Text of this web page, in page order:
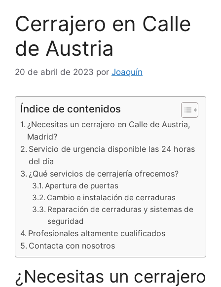
Cerrajero en Calle
de Austria
20 de abril de 2023 por Joaquín
Índice de contenidos
¿Necesitas un cerrajero en Calle de Austria,
Madrid?
Servicio de urgencia disponible las 24 horas
del día
¿Qué servicios de cerrajería ofrecemos?
Apertura de puertas
Cambio e instalación de cerraduras
Reparación de cerraduras y sistemas de
seguridad
Profesionales altamente cualificados
Contacta con nosotros
¿Necesitas un cerrajero